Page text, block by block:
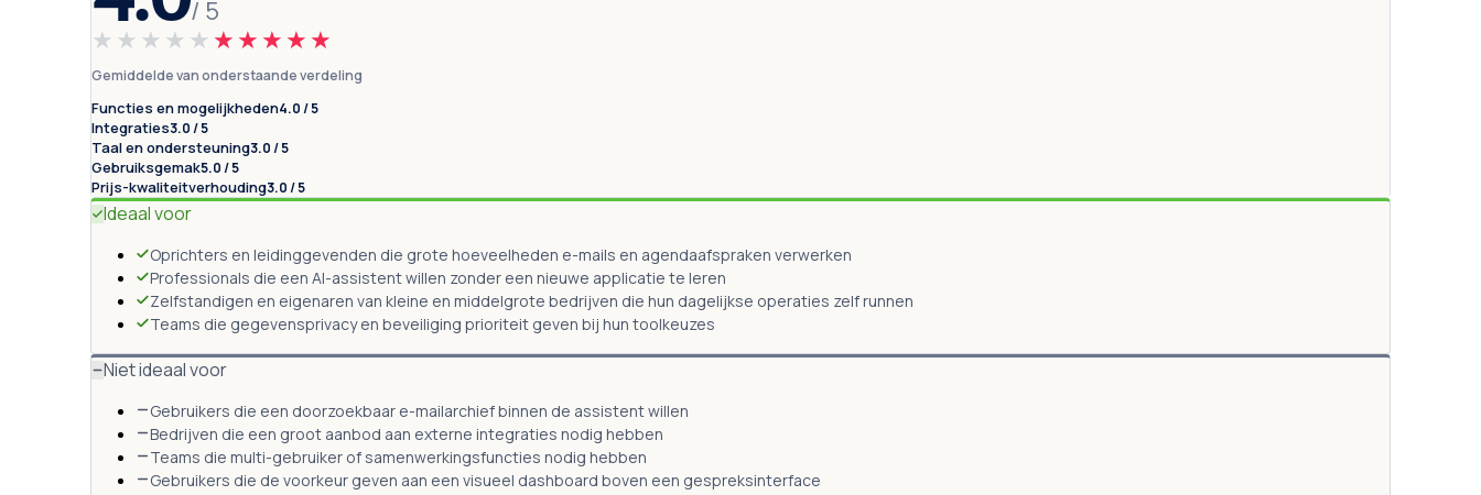
/ 5
★★★★★ ★★★★★
Gemiddelde van onderstaande verdeling
Functies en mogelijkheden4.0 / 5
Integraties3.0 / 5
Taal en ondersteuning3.0 / 5
Gebruiksgemak5.0 / 5
Prijs-kwaliteitverhouding3.0 / 5
Ideaal voor
Oprichters en leidinggevenden die grote hoeveelheden e-mails en agendaafspraken verwerken
Professionals die een AI-assistent willen zonder een nieuwe applicatie te leren
Zelfstandigen en eigenaren van kleine en middelgrote bedrijven die hun dagelijkse operaties zelf runnen
Teams die gegevensprivacy en beveiliging prioriteit geven bij hun toolkeuzes
Niet ideaal voor
Gebruikers die een doorzoekbaar e-mailarchief binnen de assistent willen
Bedrijven die een groot aanbod aan externe integraties nodig hebben
Teams die multi-gebruiker of samenwerkingsfuncties nodig hebben
Gebruikers die de voorkeur geven aan een visueel dashboard boven een gespreksinterface